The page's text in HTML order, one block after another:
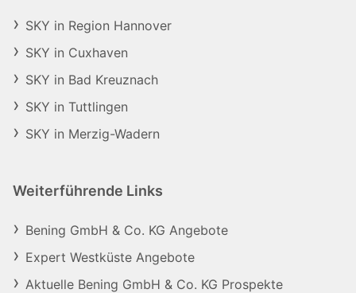
SKY in Region Hannover
SKY in Cuxhaven
SKY in Bad Kreuznach
SKY in Tuttlingen
SKY in Merzig-Wadern
Weiterführende Links
Bening GmbH & Co. KG Angebote
Expert Westküste Angebote
Aktuelle Bening GmbH & Co. KG Prospekte